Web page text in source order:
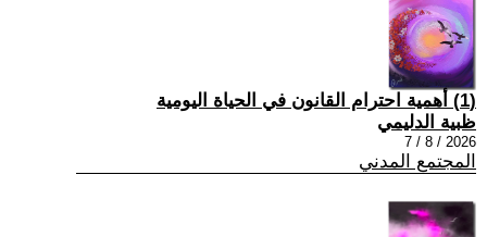
(1) أهمية احترام القانون في الحياة اليومية
ظبية الدليمي
2026 / 8 / 7
المجتمع المدني